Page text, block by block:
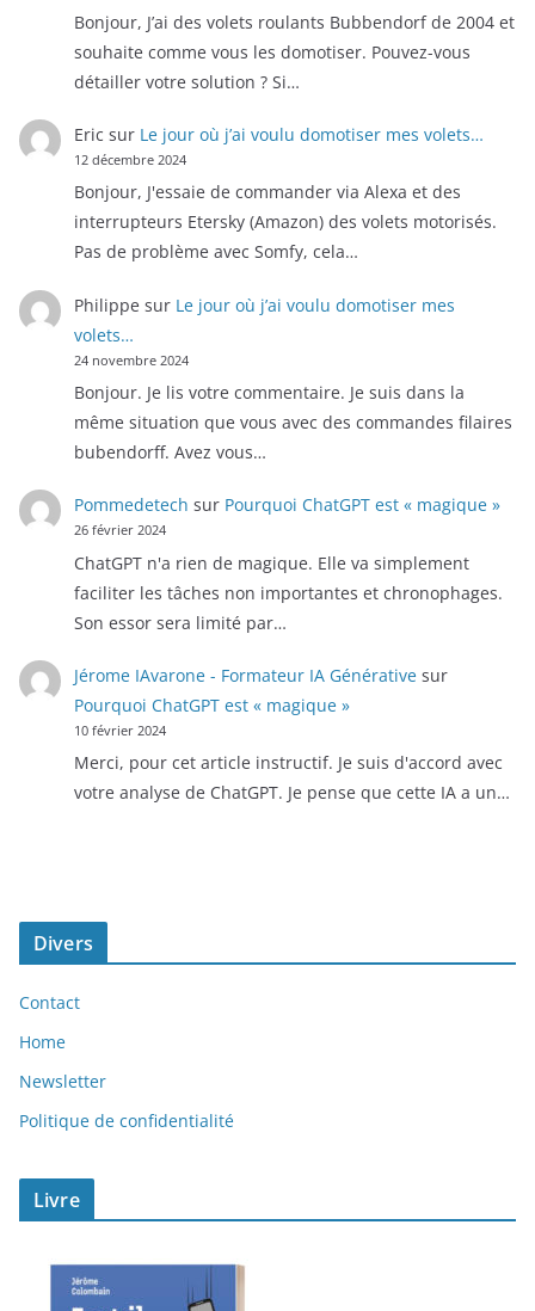
Bonjour, J’ai des volets roulants Bubbendorf de 2004 et
souhaite comme vous les domotiser. Pouvez-vous
détailler votre solution ? Si…
Eric sur Le jour où j’ai voulu domotiser mes volets…
12 décembre 2024
Bonjour, J'essaie de commander via Alexa et des
interrupteurs Etersky (Amazon) des volets motorisés.
Pas de problème avec Somfy, cela…
Philippe sur Le jour où j’ai voulu domotiser mes
volets…
24 novembre 2024
Bonjour. Je lis votre commentaire. Je suis dans la
même situation que vous avec des commandes filaires
bubendorff. Avez vous…
Pommedetech sur Pourquoi ChatGPT est « magique »
26 février 2024
ChatGPT n'a rien de magique. Elle va simplement
faciliter les tâches non importantes et chronophages.
Son essor sera limité par…
Jérome IAvarone - Formateur IA Générativesur
Pourquoi ChatGPT est « magique »
10 février 2024
Merci, pour cet article instructif. Je suis d'accord avec
votre analyse de ChatGPT. Je pense que cette IA a un…
Divers
Contact
Home
Newsletter
Politique de confidentialité
Livre